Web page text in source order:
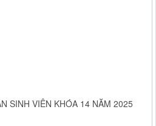
SINH VIÊN KHÓA 14 NĂM 2025